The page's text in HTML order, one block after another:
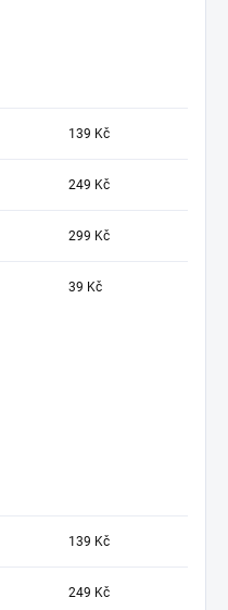
139 Kč
249 Kč
299 Kč
39 Kč
139 Kč
249 Kč